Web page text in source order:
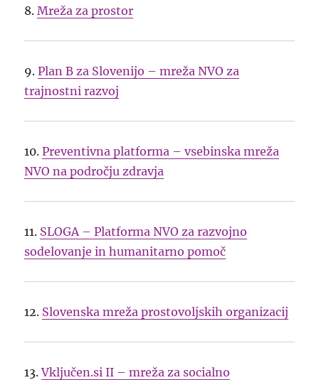
8.Mreža za prostor
9.Plan B za Slovenijo – mreža NVO za
trajnostni razvoj
10.Preventivna platforma – vsebinska mreža
NVO na področju zdravja
11. SLOGA – Platforma NVO za razvojno
sodelovanje in humanitarno pomoč
12. Slovenska mreža prostovoljskih organizacij
13.Vključen.si II – mreža za socialno